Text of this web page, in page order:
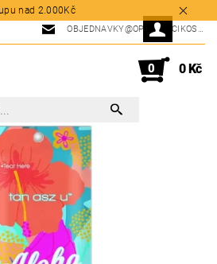
nad 2.000Kč
OBJEDNAVKY@OPALOVACIKOSMETIKA.CZ
0 0 Kč